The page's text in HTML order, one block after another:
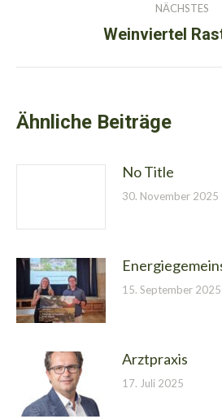
NÄCHSTES
Weinviertel
Ähnliche Beiträge
No Title
30. November 2025
15. September 2025
Arztpraxis
17. Juli 2025